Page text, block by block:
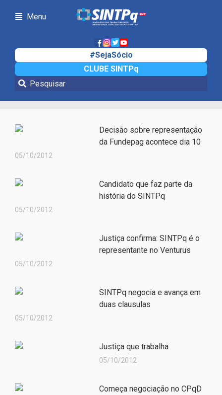
Menu
#SejaSócio
CLUBE SINTPq
Notícias
Decisão sobre representação
da Fundepag acontece dia 10
05/10/2012
Candidato que faz parte da
história do SINTPq
05/10/2012
Justiça confirma: SINTPq é o
representante no Venturus
05/10/2012
SINTPq negocia e avança em
duas clausulas
05/10/2012
Justiça que trabalha
05/10/2012
Começa negociação no CPqD